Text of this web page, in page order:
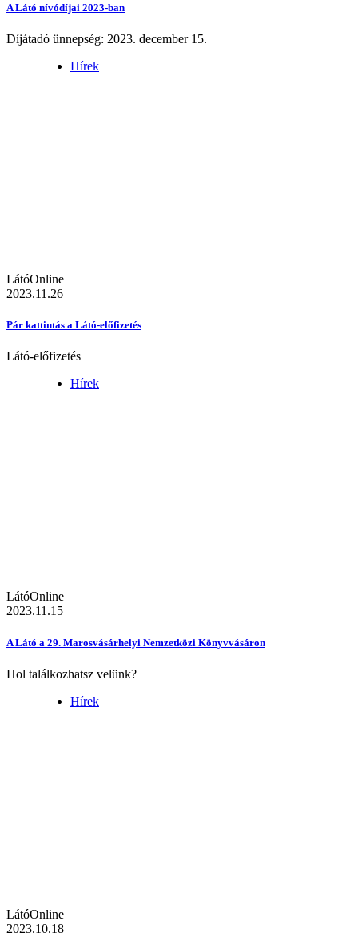
A Látó nívódíjai 2023-ban
Díjátadó ünnepség: 2023. december 15.
Hírek
LátóOnline
2023.11.26
Pár kattintás a Látó-előfizetés
Látó-előfizetés
Hírek
LátóOnline
2023.11.15
A Látó a 29. Marosvásárhelyi Nemzetközi Könyvvásáron
Hol találkozhatsz velünk?
Hírek
LátóOnline
2023.10.18